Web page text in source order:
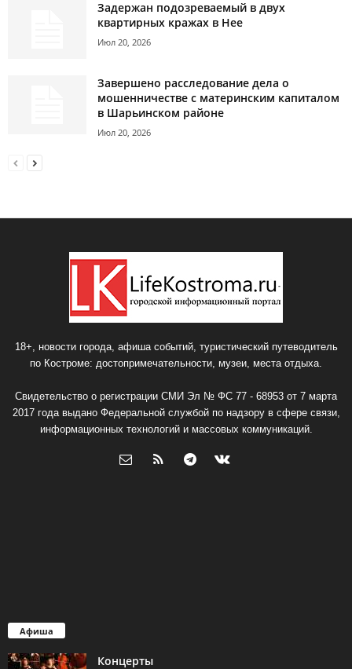
Задержан подозреваемый в двух
квартирных кражах в Нее
Июл 20, 2026
Завершено расследование дела о
мошенничестве с материнским капиталом
в Шарьинском районе
Июл 20, 2026
18+, новости города, афиша событий, туристический путеводитель
по Костроме: достопримечательности, музеи, места отдыха.
Свидетельство о регистрации СМИ Эл № ФС 77 - 68953 от 7 марта
2017 года выдано Федеральной службой по надзору в сфере связи,
информационных технологий и массовых коммуникаций.
Афиша
Концерты